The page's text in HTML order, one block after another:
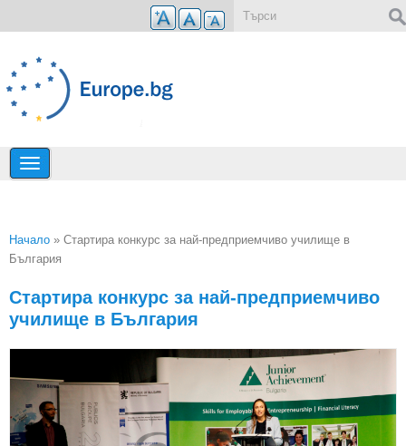
Премини към основното съдържание
Вие сте тук
Начало » Стартира конкурс за най-предприемчиво училище в
България
Стартира конкурс за най-предприемчиво
училище в България